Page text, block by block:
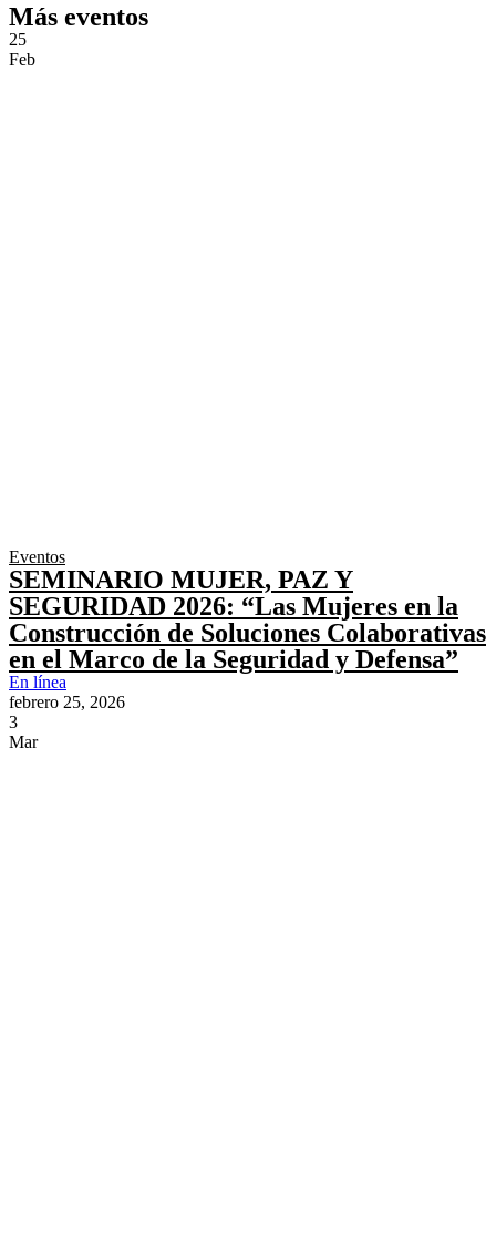
Más eventos
25
Feb
Eventos
SEMINARIO MUJER, PAZ Y
SEGURIDAD 2026: “Las Mujeres en la
Construcción de Soluciones Colaborativas
en el Marco de la Seguridad y Defensa”
En línea
febrero 25, 2026
3
Mar